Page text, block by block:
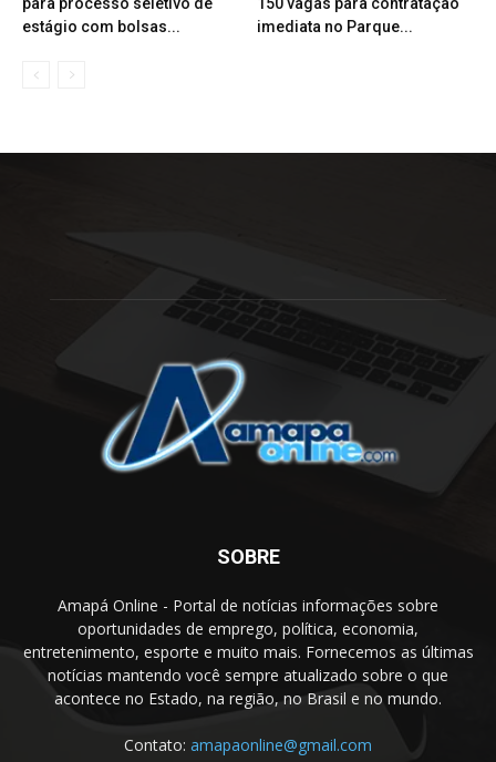
estágio com bolsas...
imediata no Parque...
SOBRE
Amapá Online - Portal de notícias informações sobre
oportunidades de emprego, política, economia,
entretenimento, esporte e muito mais. Fornecemos as últimas
notícias mantendo você sempre atualizado sobre o que
acontece no Estado, na região, no Brasil e no mundo.
Contato: amapaonline@gmail.com